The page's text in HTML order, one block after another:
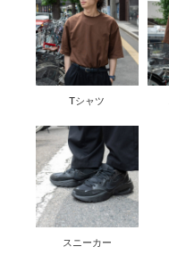
Tシャツ
スニーカー